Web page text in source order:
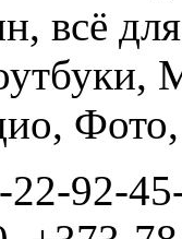
всё
92-